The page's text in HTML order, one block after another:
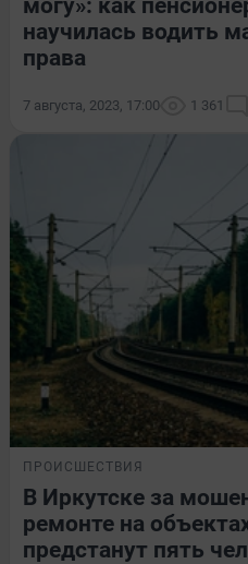
могу»: как
научилась водить
права
7 августа, 2023, 17:00 1 361
ПРОИСШЕСТВИЯ
В Иркутске за
ремонте на
предстанут пять